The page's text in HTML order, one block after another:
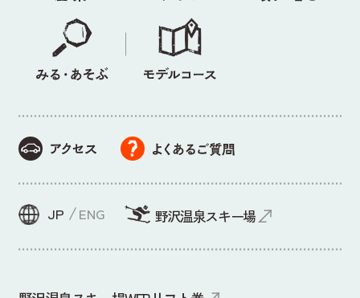
JP ENG 野沢温泉スキー場